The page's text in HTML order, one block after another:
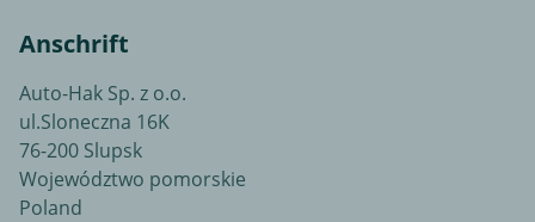
Anschrift
Auto-Hak Sp. z o.o.
ul.Sloneczna 16K
76-200 Slupsk
Województwo pomorskie
Poland